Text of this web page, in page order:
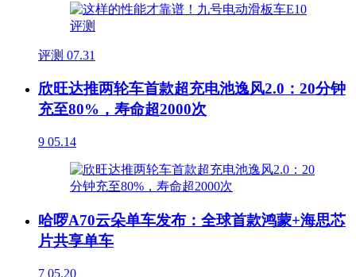
评测 07.31
欣旺达推两轮车首款超充电池逸风2.0：20分钟
充至80%，寿命超2000次
9 05.14
哈啰A70云朵单车发布：全球首款鸿蒙+海思芯
片共享单车
7 05.20